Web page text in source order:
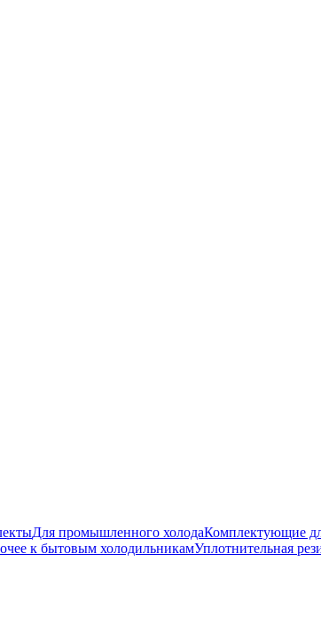
Для промышленного холодаКомплектующие
к бытовым холодильникамУплотнительная